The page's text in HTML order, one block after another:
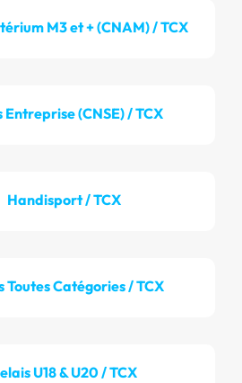
M3 et + (CNAM) / TCX
Entreprise (CNSE) / TCX
Handisport / TCX
Toutes Catégories / TCX
U18 & U20 / TCX